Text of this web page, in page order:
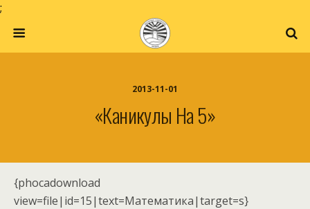
;
2013-11-01
«Каникулы На 5»
{phocadownload
view=file|id=15|text=Математика|target=s}